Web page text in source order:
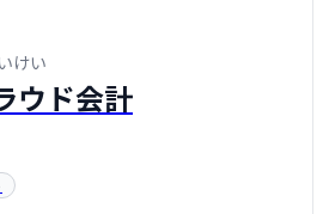
けい
ウド会計